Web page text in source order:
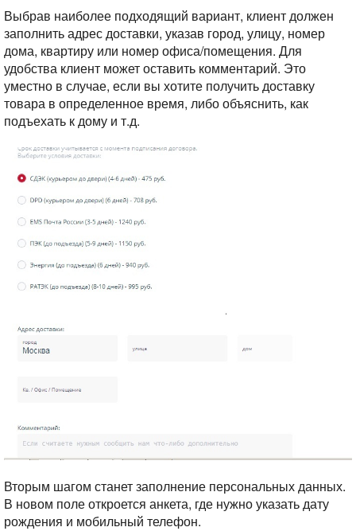
Выбрав наиболее подходящий вариант, клиент должен
заполнить адрес доставки, указав город, улицу, номер
дома, квартиру или номер офиса/помещения. Для
удобства клиент может оставить комментарий. Это
уместно в случае, если вы хотите получить доставку
товара в определенное время, либо объяснить, как
подъехать к дому и т.д.
Вторым шагом станет заполнение персональных данных.
В новом поле откроется анкета, где нужно указать дату
рождения и мобильный телефон.